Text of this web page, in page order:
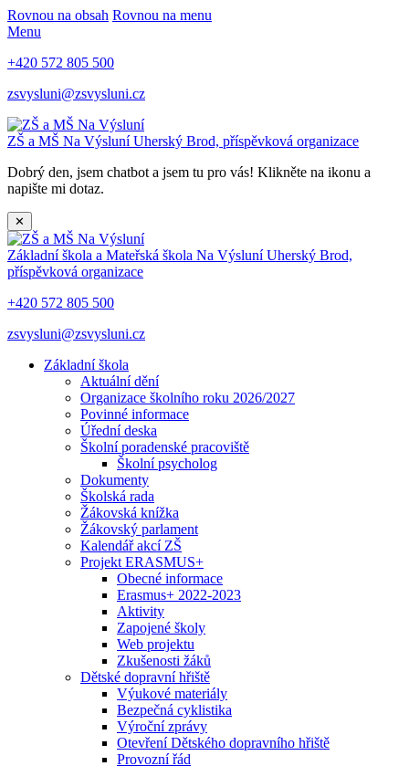
Rovnou na obsah Rovnou na menu
Menu
+420 572 805 500
zsvysluni@zsvysluni.cz
ZŠ a MŠ Na VýsluníUherský Brod, příspěvková organizace
Dobrý den, jsem chatbot a jsem tu pro vás! Klikněte na ikonu a
napište mi dotaz.
✕
Základní škola a Mateřská škola Na VýsluníUherský Brod,
příspěvková organizace
+420 572 805 500
zsvysluni@zsvysluni.cz
Základní škola
Aktuální dění
Organizace školního roku 2026/2027
Povinné informace
Úřední deska
Školní poradenské pracoviště
Školní psycholog
Dokumenty
Školská rada
Žákovská knížka
Žákovský parlament
Kalendář akcí ZŠ
Projekt ERASMUS+
Obecné informace
Erasmus+ 2022-2023
Aktivity
Zapojené školy
Web projektu
Zkušenosti žáků
Dětské dopravní hřiště
Výukové materiály
Bezpečná cyklistika
Výroční zprávy
Otevření Dětského dopravního hřiště
Provozní řád